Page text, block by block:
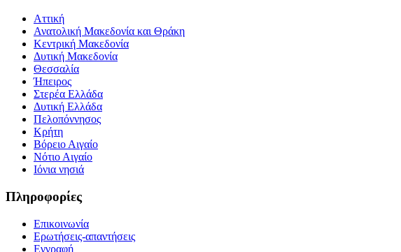
Αττική
Ανατολική Μακεδονία και Θράκη
Κεντρική Μακεδονία
Δυτική Μακεδονία
Θεσσαλία
Ήπειρος
Στερέα Ελλάδα
Δυτική Ελλάδα
Πελοπόννησος
Κρήτη
Βόρειο Αιγαίο
Νότιο Αιγαίο
Ιόνια νησιά
Πληροφορίες
Επικοινωνία
Ερωτήσεις-απαντήσεις
Εγγραφή